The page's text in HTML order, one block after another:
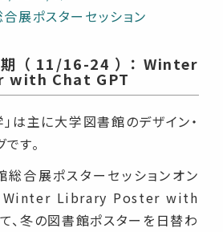
展ポスターセッション
（11/16-24）：Winter
with Chat GPT
は主に大学図書館のデザイン・
す。
合展ポスターセッションオン
Winter Library Poster with
、冬の図書館ポスターを日替わ